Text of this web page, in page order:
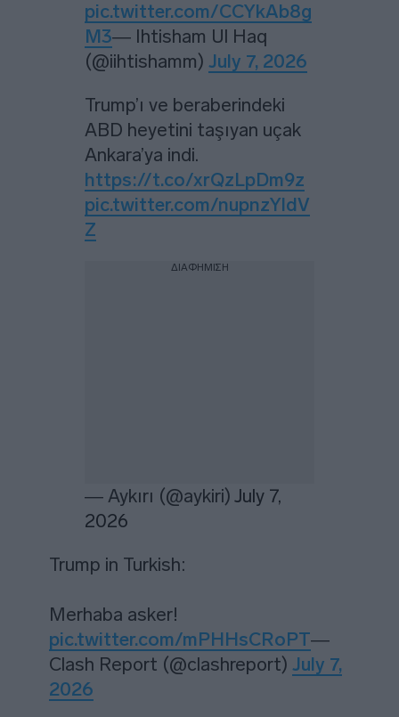
pic.twitter.com/CCYkAb8g
M3— Ihtisham Ul Haq
(@iihtishamm) July 7, 2026
Trump’ı ve beraberindeki
ABD heyetini taşıyan uçak
Ankara’ya indi.
https://t.co/xrQzLpDm9z
pic.twitter.com/nupnzYldV
Z
ΔΙΑΦΗΜΙΣΗ
— Aykırı (@aykiri) July 7,
2026
Trump in Turkish:
Merhaba asker!
pic.twitter.com/mPHHsCRoPT—
Clash Report (@clashreport) July 7,
2026